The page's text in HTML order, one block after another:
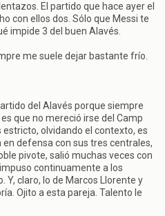
El partido que hace ayer el
con ellos dos. Sólo que Messi te
impide 3 del buen Alavés.
me suele dejar bastante frío.
del Alavés porque siempre
que no mereció irse del Camp
estricto, olvidando el contexto, es
defensa con sus tres centrales,
pivote, salió muchas veces con
continuamente a los
Y, claro, lo de Marcos Llorente y
Ojito a esta pareja. Talento le